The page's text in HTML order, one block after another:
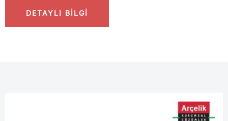
DETAYLI BİLGİ